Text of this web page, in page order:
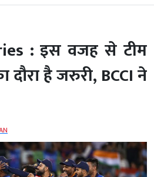
: इस वजह से टीम
दौरा है जरुरी, BCCI ने